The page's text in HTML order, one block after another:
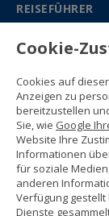
REISEFÜHRER
PARTNER
Kontakt
(+34) 91 594 37
Gustavo
28002 Madrid,
Sitemap
Cookie-
Cookies auf
Anzeigen zu
bereitzustellen
Sie, wie Google
Website Ihre
Informationen
für soziale
anderen
Verfügung
Dienste